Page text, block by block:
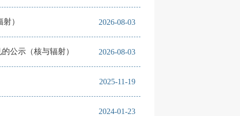
） 2026-08-03
公示（核与辐射） 2026-08-03
2025-11-19
2024-01-23